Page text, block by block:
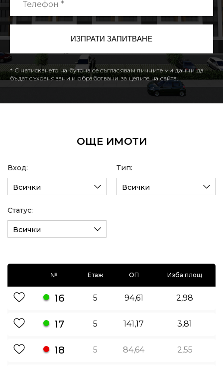
* С натискането на бутона се съгласявам личните ми данни да
бъдат съхранявани и обработвани за целите на сайта.
ОЩЕ ИМОТИ
Вход:
Всички
Тип:
Всички
Статус:
Всички
№ Етаж ОП Изба площ
16 5 94,61 2,98
17 5 141,17 3,81
18 5 84,64 2,55